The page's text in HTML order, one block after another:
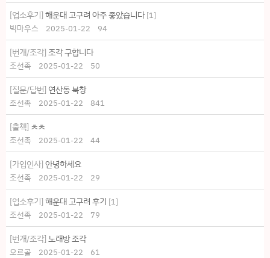
[업소후기] 해운대 고구려 아주 좋았습니다[1]
빅마우스
2025-01-22 94
[번개/조각] 조각 구합니다
조선족 2025-01-22 50
[질문/답변] 연산동 북창
조선족 2025-01-22 841
[출첵] ㅊㅊ
조선족 2025-01-22 44
[가입인사] 안녕하세요
조선족 2025-01-22 29
[업소후기] 해운대 고구려 후기 [1]
조선족
2025-01-22 79
[번개/조각] 노래방 조각
오르골 2025-01-22 61